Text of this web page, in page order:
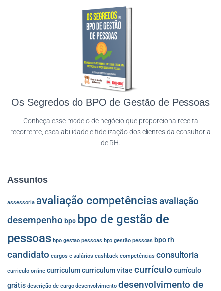
Os Segredos do BPO de Gestão de Pessoas
Conheça esse modelo de negócio que proporciona receita
recorrente, escalabilidade e fidelização dos clientes da consultoria
de RH.
Assuntos
assessoria avaliação competênciasavaliação
desempenho bpo bpo de gestão de
pessoas bpo gestao pessoas bpo gestão pessoas bpo rh
candidato cargos e salários cashback competências consultoria
curriculo online curriculumcurriculum vitae currículo currículo
grátis descrição de cargo desenvolvimento desenvolvimento de